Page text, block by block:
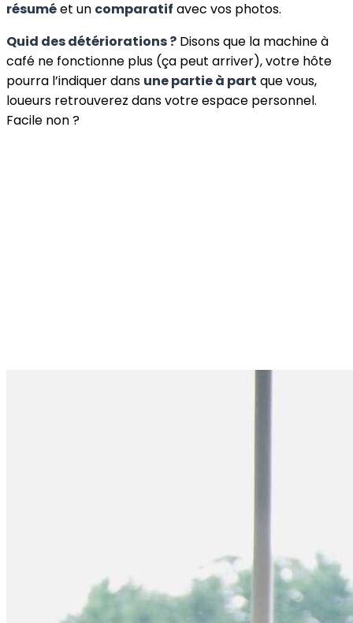
résuméet un comparatif avec vos photos.
Quid des détériorations ? Disons que la machine à
café ne fonctionne plus (ça peut arriver), votre hôte
pourra l’indiquer dans une partie à part que vous,
loueurs retrouverez dans votre espace personnel.
Facile non ?